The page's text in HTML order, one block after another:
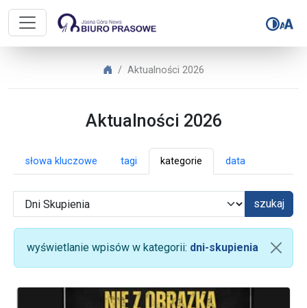
Biuro Prasowe Jasnej Góry –
Biuro Prasowe Jasnej Góry
Aktualności 2026
Aktualności 2026
słowa kluczowe tagi kategorie data
szukaj
wyświetlanie wpisów w kategorii: dni-skupienia